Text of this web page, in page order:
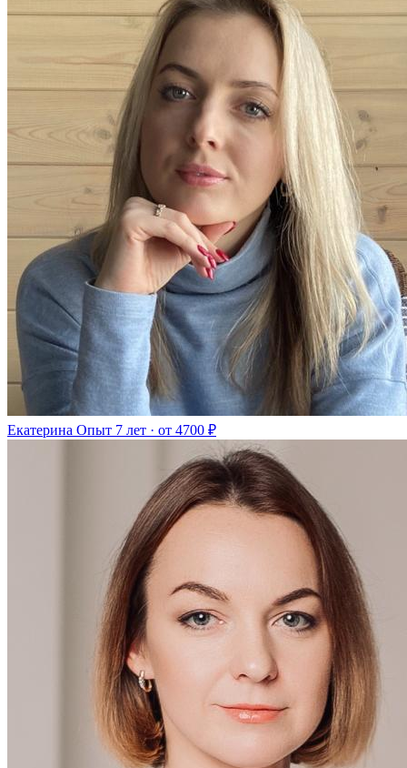
Екатерина Опыт 7 лет · от 4700 ₽